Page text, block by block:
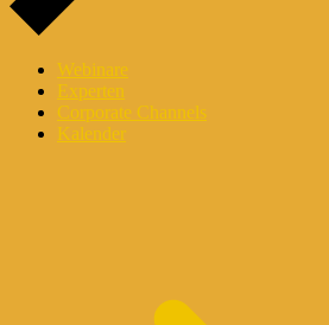
Webinare
Experten
Corporate Channels
Kalender